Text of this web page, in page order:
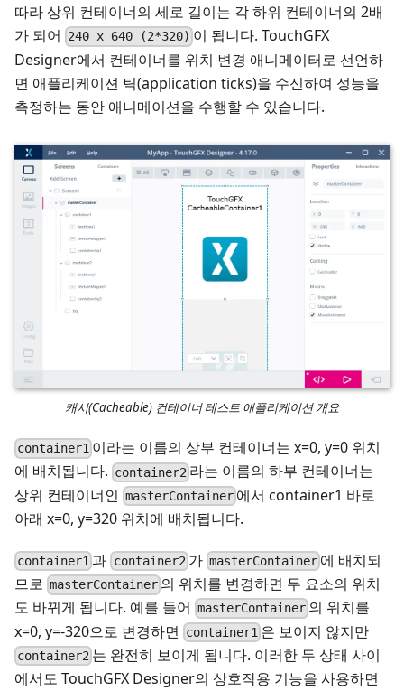
따라 상위 컨테이너의 세로 길이는 각 하위 컨테이너의 2배
가 되어
240 x 640 (2*320) 이 됩니다. TouchGFX
Designer에서 컨테이너를 위치 변경 애니메이터로 선언하
면 애플리케이션 틱(application ticks)을 수신하여 성능을
측정하는 동안 애니메이션을 수행할 수 있습니다.
캐시(Cacheable) 컨테이너 테스트 애플리케이션 개요
container1 이라는 이름의 상부 컨테이너는 x=0, y=0 위치
에 배치됩니다. container2 라는 이름의 하부 컨테이너는
상위 컨테이너인 masterContainer 에서 container1 바로
아래 x=0, y=320 위치에 배치됩니다.
container1 과 container2 가 masterContainer 에 배치되
므로 masterContainer 의 위치를 변경하면 두 요소의 위치
도 바뀌게 됩니다. 예를 들어 masterContainer 의 위치를
x=0, y=-320으로 변경하면
container1 은 보이지 않지만
container2 는 완전히 보이게 됩니다. 이러한 두 상태 사이
에서도 TouchGFX Designer의 상호작용 기능을 사용하면